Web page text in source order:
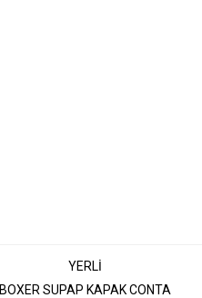
YERLİ
BOXER SUPAP KAPAK CONTA